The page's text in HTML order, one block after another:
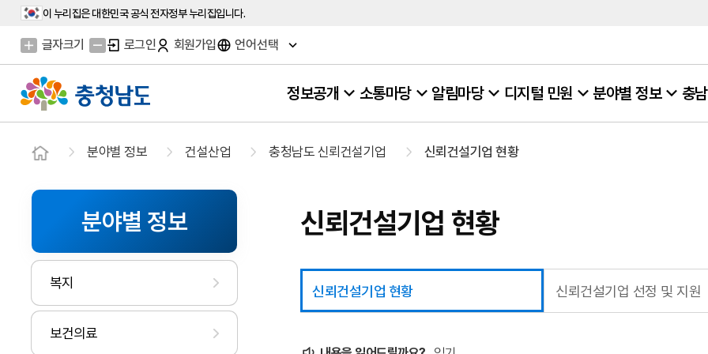
이 누리집은 대한민국 공식 전자정부 누리집입니다.
글자크기 로그인 회원가입 언어선택
정보공개 소통마당 알림마당 디지털 민원 분야별 정보 충
분야별 정보 건설산업 충청남도 신뢰건설기업 신뢰건설기업 현황
분야별 정보
복지
보건의료
신뢰건설기업 현황
신뢰건설기업 현황 신뢰건설기업 선정 및 지원